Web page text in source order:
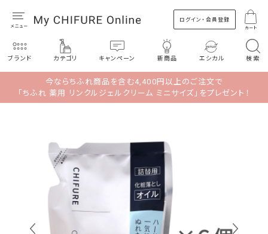
ログイン・会員登録
カート
ブランド カテゴリ キャンペーン 新商品 エシカル 検索
今ならちふれ商品を含む4,400円以上のご注文で
「ちふれ 薬用 リンクルジェルクリーム ミニサイズ」をプレゼント！